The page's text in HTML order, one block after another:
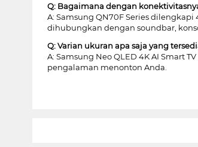
Q: Bagaimana dengan
A: Samsung QN70F Series
dihubungkan dengan soundbar,
Q: Varian ukuran apa saja yang
A: Samsung Neo QLED 4K AI Smart
pengalaman menonton Anda.